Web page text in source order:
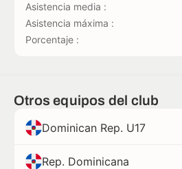
Asistencia media :
Asistencia máxima :
Porcentaje :
Otros equipos del club
Dominican Rep. U17
Rep. Dominicana